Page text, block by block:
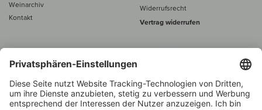
Weinarchiv
Kontakt
Widerrufsrecht
Vertrag widerrufen
Alle Preise inkl. MwSt., zzgl. 5 €
60 € versand­kosten­